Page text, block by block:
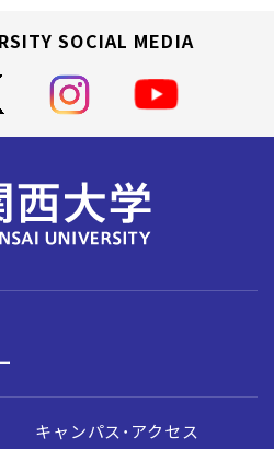
SOCIAL MEDIA
キャンパス・アクセス